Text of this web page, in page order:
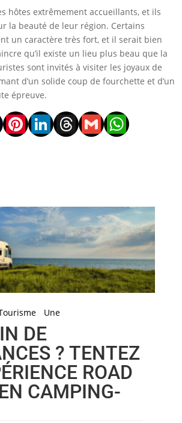
hôtes extrêmement accueillants, et ils
la beauté de leur région. Certains
un caractère très fort, et il serait bien
qu’il existe un lieu plus beau que la
sont invités à visiter les joyaux de
d’un solide coup de fourchette et d’un
épreuve.
Pinterest
LinkedIn
Threads
Gmail
Une
DE
? TENTEZ
ROAD
CAMPING-